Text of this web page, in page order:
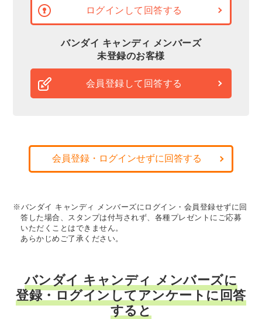
ログインして回答する
バンダイ キャンディ メンバーズ
未登録のお客様
会員登録して回答する
会員登録・ログインせずに回答する
※バンダイ キャンディ メンバーズにログイン・会員登録せずに回
答した場合、スタンプは付与されず、各種プレゼントにご応募
いただくことはできません。
あらかじめご了承ください。
バンダイ キャンディ メンバーズに
登録・ログインしてアンケートに回答
すると